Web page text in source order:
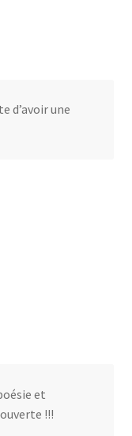
d’avoir une
et
!!!